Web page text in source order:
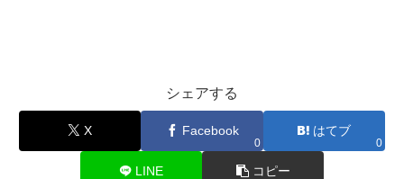
シェアする
X Facebook
0
はてブ
0
LINE コピー